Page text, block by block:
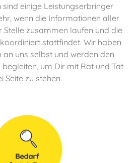
einige Leistungserbringer
wenn die Informationen aller
Stelle zusammen laufen und die
stattfindet. Wir haben
an uns selbst und werden den
um Dir mit Rat und Tat
Seite zu stehen.